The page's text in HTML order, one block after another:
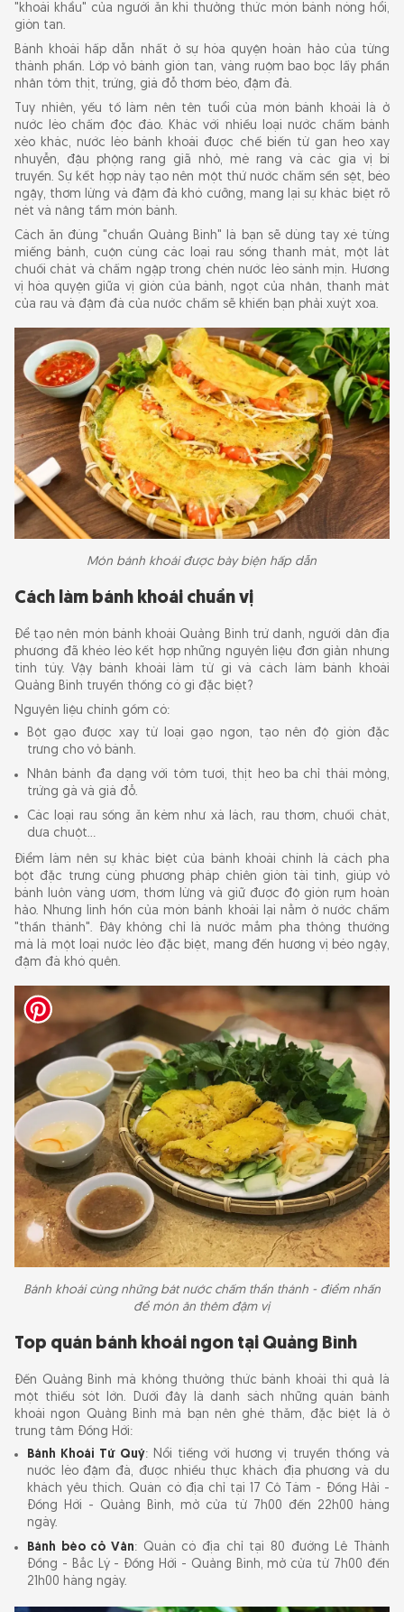
"khoái khẩu" của người ăn khi thưởng thức món bánh nóng hổi,
giòn tan.
Bánh khoái hấp dẫn nhất ở sự hòa quyện hoàn hảo của từng
thành phần. Lớp vỏ bánh giòn tan, vàng ruộm bao bọc lấy phần
nhân tôm thịt, trứng, giá đỗ thơm béo, đậm đà.
Tuy nhiên, yếu tố làm nên tên tuổi của món bánh khoái là ở
nước lèo chấm độc đáo. Khác với nhiều loại nước chấm bánh
xèo khác, nước lèo bánh khoái được chế biến từ gan heo xay
nhuyễn, đậu phộng rang giã nhỏ, mè rang và các gia vị bí
truyền. Sự kết hợp này tạo nên một thứ nước chấm sền sệt, béo
ngậy, thơm lừng và đậm đà khó cưỡng, mang lại sự khác biệt rõ
nét và nâng tầm món bánh.
Cách ăn đúng "chuẩn Quảng Bình" là bạn sẽ dùng tay xé từng
miếng bánh, cuộn cùng các loại rau sống thanh mát, một lát
chuối chát và chấm ngập trong chén nước lèo sánh mịn. Hương
vị hòa quyện giữa vị giòn của bánh, ngọt của nhân, thanh mát
của rau và đậm đà của nước chấm sẽ khiến bạn phải xuýt xoa.
Món bánh khoái được bày biện hấp dẫn
Cách làm bánh khoái chuẩn vị
Để tạo nên món bánh khoái Quảng Bình trứ danh, người dân địa
phương đã khéo léo kết hợp những nguyên liệu đơn giản nhưng
tinh túy. Vậy bánh khoái làm từ gì và cách làm bánh khoái
Quảng Bình truyền thống có gì đặc biệt?
Nguyên liệu chính gồm có:
Bột gạo được xay từ loại gạo ngon, tạo nên độ giòn đặc
trưng cho vỏ bánh.
Nhân bánh đa dạng với tôm tươi, thịt heo ba chỉ thái mỏng,
trứng gà và giá đỗ.
Các loại rau sống ăn kèm như xà lách, rau thơm, chuối chát,
dưa chuột...
Điểm làm nên sự khác biệt của bánh khoái chính là cách pha
bột đặc trưng cùng phương pháp chiên giòn tài tình, giúp vỏ
bánh luôn vàng ươm, thơm lừng và giữ được độ giòn rụm hoàn
hảo. Nhưng linh hồn của món bánh khoái lại nằm ở nước chấm
"thần thánh". Đây không chỉ là nước mắm pha thông thường
mà là một loại nước lèo đặc biệt, mang đến hương vị béo ngậy,
đậm đà khó quên.
Bánh khoái cùng những bát nước chấm thần thánh - điểm nhấn
để món ăn thêm đậm vị
Top quán bánh khoái ngon tại Quảng Bình
Đến Quảng Bình mà không thưởng thức bánh khoái thì quả là
một thiếu sót lớn. Dưới đây là danh sách những quán bánh
khoái ngon Quảng Bình mà bạn nên ghé thăm, đặc biệt là ở
trung tâm Đồng Hới:
Bánh Khoái Tứ Quý: Nổi tiếng với hương vị truyền thống và
nước lèo đậm đà, được nhiều thực khách địa phương và du
khách yêu thích. Quán có địa chỉ tại 17 Cô Tám - Đồng Hải -
Đồng Hới - Quảng Bình, mở cửa từ 7h00 đến 22h00 hàng
ngày.
Bánh bèo cô Vân: Quán có địa chỉ tại 80 đường Lê Thành
Đồng - Bắc Lý - Đồng Hới - Quảng Bình, mở cửa từ 7h00 đến
21h00 hàng ngày.